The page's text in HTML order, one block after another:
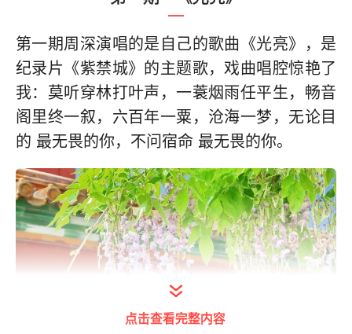
第一期周深演唱的是自己的歌曲《光亮》，是
纪录片《紫禁城》的主题歌，戏曲唱腔惊艳了
我：莫听穿林打叶声，一蓑烟雨任平生，畅音
阁里终一叙，六百年一粟，沧海一梦，无论目
的 最无畏的你，不问宿命 最无畏的你。
点击查看完整内容